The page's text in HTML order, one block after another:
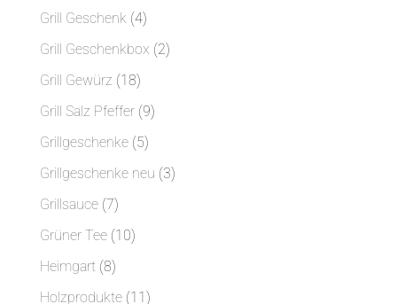
Produkte
Grill Geschenk 44
Produkte
Grill Geschenkbox 22
Grill Gewürz 1818
Produkte
Grill Salz Pfeffer 99
Grillgeschenke 55
Produkte
Grillgeschenke neu 33
Grillsauce 77
Produkte
Grüner Tee 1010
Heimgart 88
Produkte
Holzprodukte 1111